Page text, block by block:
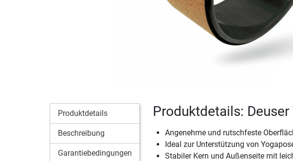
Produktdetails
Beschreibung
Garantiebedingungen
Produktdetails: Deuser
Angenehme und rutschfeste
Ideal zur Unterstützung von
Stabiler Kern und Außenseite mit